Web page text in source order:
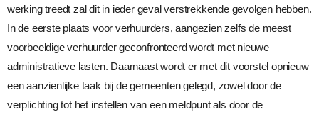
werking treedt zal dit in ieder geval verstrekkende gevolgen hebben.
In de eerste plaats voor verhuurders, aangezien zelfs de meest
voorbeeldige verhuurder geconfronteerd wordt met nieuwe
administratieve lasten. Daarnaast wordt er met dit voorstel opnieuw
een aanzienlijke taak bij de gemeenten gelegd, zowel door de
verplichting tot het instellen van een meldpunt als door de